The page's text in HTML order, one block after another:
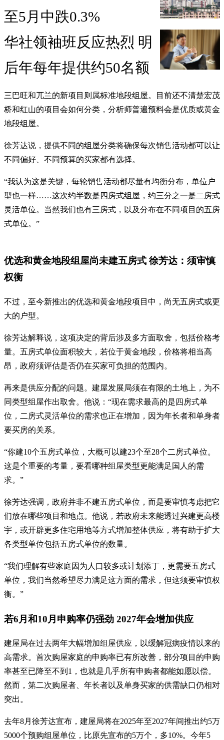
至5月中跌0.3%
华社领袖班反应热烈 明
后年每年提供约50名额
三巴旺和兀兰的新项目则属标准地段组屋。目前还不清楚宏茂
桥和红山的项目会如何分类，分析师普遍预料会是优质或黄金
地段组屋。
徐芳达说，提供不同的组屋分类将确保每次销售活动都可以让
不同偏好、不同预算的买家都有选择。
“我认为这是关键，每轮销售活动都尽量有均衡分布，单位户
型也一样……这次约半数是四房式组屋，约三分之一是二房式
灵活单位。当然我们也有三房式，以及分布在不同项目的五房
式单位。”
优选和黄金地段组屋尚未建五房式 徐芳达：须审慎
权衡
不过，至今新推出的优选和黄金地段项目中，尚无五房式或更
大的户型。
徐芳达解释说，这项决定的背后涉及多方面取舍，包括价格考
量。五房式单位面积较大，若位于黄金地段，价格将相当高
昂，政府须评估是否仍在买家可负担的范围内。
再来是供应分配的问题。建屋发展局须在有限的土地上，为不
同类型组屋作出取舍。他说：“现在需求最高的是四房式单
位，二房式灵活单位的需求也正在增加，因为年长者和单身者
要买房的关系。
“你建10个五房式单位，大概可以建23个至28个二房式单位。
这是个重要的考量，要看哪种组屋类型更能满足国人的需
求。”
徐芳达强调，政府并非不建五房式单位，而是要审慎考虑把它
们放在哪些项目和地点。他说，若政府未来能透过兴建更高楼
宇，或开辟更多住宅用地等方式增加整体供应，将有助于扩大
各类型单位包括五房式单位的数量。
“我们理解有些家庭因为人口较多或计划添丁，更需要五房式
单位，我们当然希望尽力满足这方面的需求，但这须要审慎权
衡。”
若6月和10月申购率仍强劲 2027年会增加供应
建屋局在过去两年大幅增加组屋供应，以缓解冠病疫情以来的
高需求。首次购屋家庭的申购率已有所改善，部分项目的申购
率甚至已降至不到1，也就是几乎所有申购者都能如愿以偿。
然而，第二次购屋者、年长者以及单身买家的供需缺口仍相对
突出。
去年8月徐芳达宣布，建屋局将在2025年至2027年间推出约5万
5000个预购组屋单位，比原先宣布的5万个，多10%。今年5